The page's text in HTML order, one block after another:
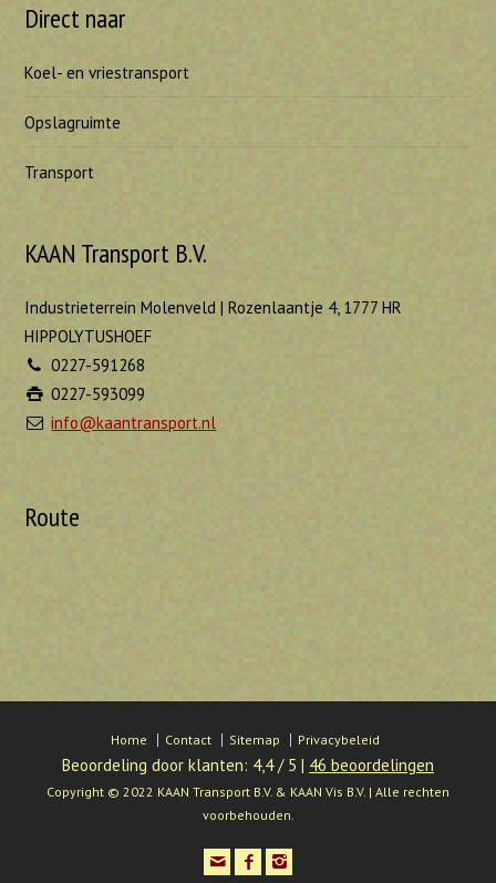
Direct naar
Koel- en vriestransport
Opslagruimte
Transport
KAAN Transport B.V.
Industrieterrein Molenveld | Rozenlaantje 4, 1777 HR
HIPPOLYTUSHOEF
0227-591268
0227-593099
info@kaantransport.nl
Route
Home Contact Sitemap Privacybeleid
Beoordeling door klanten: 4,4/ 5 | 46 beoordelingen
Copyright © 2022 KAAN Transport B.V. & KAAN Vis B.V. | Alle rechten
voorbehouden.